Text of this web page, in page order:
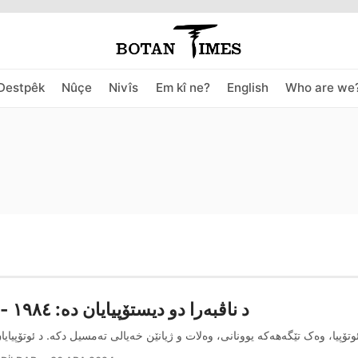
Nûçe Nivîs Em kî ne? English Who are
د ناڤبه‌را دو دیستۆپیایان ده‌: ۱۹۸٤ -۲۰۸٤